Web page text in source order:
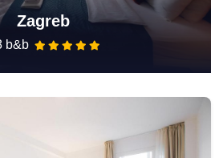
Zagreb
b&b